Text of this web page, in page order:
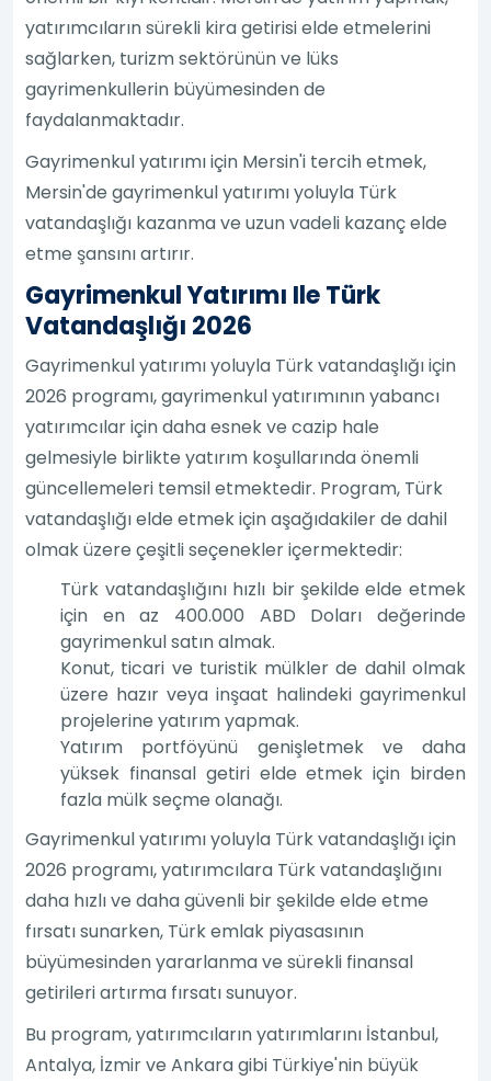
yatırımcıların sürekli kira getirisi elde etmelerini
sağlarken, turizm sektörünün ve lüks
gayrimenkullerin büyümesinden de
faydalanmaktadır.
Gayrimenkul yatırımı için Mersin'i tercih etmek,
Mersin'de gayrimenkul yatırımı yoluyla Türk
vatandaşlığı kazanma ve uzun vadeli kazanç elde
etme şansını artırır.
Gayrimenkul Yatırımı Ile Türk
Vatandaşlığı 2026
Gayrimenkul yatırımı yoluyla Türk vatandaşlığı için
2026 programı, gayrimenkul yatırımının yabancı
yatırımcılar için daha esnek ve cazip hale
gelmesiyle birlikte yatırım koşullarında önemli
güncellemeleri temsil etmektedir. Program, Türk
vatandaşlığı elde etmek için aşağıdakiler de dahil
olmak üzere çeşitli seçenekler içermektedir:
Türk vatandaşlığını hızlı bir şekilde elde etmek
için en az 400.000 ABD Doları değerinde
gayrimenkul satın almak.
Konut, ticari ve turistik mülkler de dahil olmak
üzere hazır veya inşaat halindeki gayrimenkul
projelerine yatırım yapmak.
Yatırım portföyünü genişletmek ve daha
yüksek finansal getiri elde etmek için birden
fazla mülk seçme olanağı.
Gayrimenkul yatırımı yoluyla Türk vatandaşlığı için
2026 programı, yatırımcılara Türk vatandaşlığını
daha hızlı ve daha güvenli bir şekilde elde etme
fırsatı sunarken, Türk emlak piyasasının
büyümesinden yararlanma ve sürekli finansal
getirileri artırma fırsatı sunuyor.
Bu program, yatırımcıların yatırımlarını İstanbul,
Antalya, İzmir ve Ankara gibi Türkiye'nin büyük